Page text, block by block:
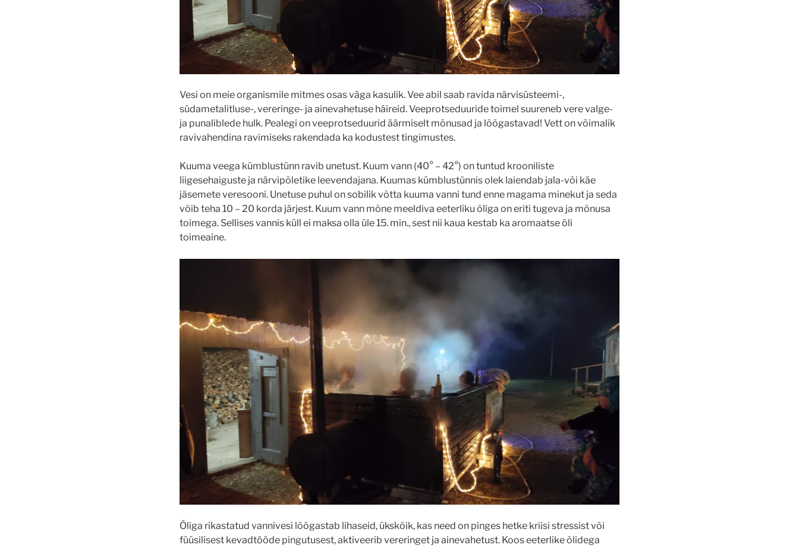
Vesi on meie organismile mitmes osas väga kasulik. Vee abil saab ravida närvisüsteemi-,
südametalitluse-, vereringe- ja ainevahetuse häireid. Veeprotseduuride toimel suureneb vere valge-
ja punaliblede hulk. Pealegi on veeprotseduurid äärmiselt mõnusad ja lõõgastavad! Vett on võimalik
ravivahendina ravimiseks rakendada ka kodustest tingimustes.
Kuuma veega kümblustünn ravib unetust. Kuum vann (40° – 42°) on tuntud krooniliste
liigesehaiguste ja närvipõletike leevendajana. Kuumas kümblustünnis olek laiendab jala-või käe
jäsemete veresooni. Unetuse puhul on sobilik võtta kuuma vanni tund enne magama minekut ja seda
võib teha 10 – 20 korda järjest. Kuum vann mõne meeldiva eeterliku õliga on eriti tugeva ja mõnusa
toimega. Sellises vannis küll ei maksa olla üle 15. min., sest nii kaua kestab ka aromaatse õli
toimeaine.
Õliga rikastatud vannivesi lõõgastab lihaseid, ükskõik, kas need on pinges hetke kriisi stressist või
füüsilisest kevadtööde pingutusest, aktiveerib vereringet ja ainevahetust. Koos eeterlike õlidega